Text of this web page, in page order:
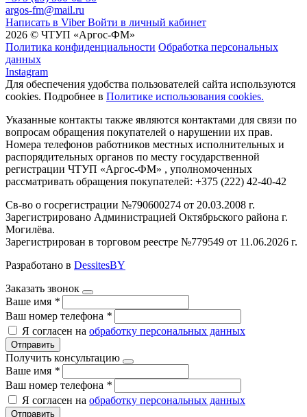
argos-fm@mail.ru
Написать в Viber Войти в личный кабинет
2026 © ЧТУП «Аргос-ФМ»
Политика конфиденциальности Обработка персональных
данных
Instagram
Для обеспечения удобства пользователей сайта используются
cookies. Подробнее в Политике использования cookies.
Указанные контакты также являются контактами для связи по
вопросам обращения покупателей о нарушении их прав.
Номера телефонов работников местных исполнительных и
распорядительных органов по месту государственной
регистрации ЧТУП «Аргос-ФМ» , уполномоченных
рассматривать обращения покупателей: +375 (222) 42-40-42
Св-во о госрегистрации №790600274 от 20.03.2008 г.
Зарегистрировано Администрацией Октябрьского района г.
Могилёва.
Зарегистрирован в торговом реестре №779549 от 11.06.2026 г.
Разработано в DessitesBY
Заказать звонок
Ваше имя *
Ваш номер телефона *
Я согласен на обработку персональных данных
Отправить
Получить консультацию
Ваше имя *
Ваш номер телефона *
Я согласен на обработку персональных данных
Отправить